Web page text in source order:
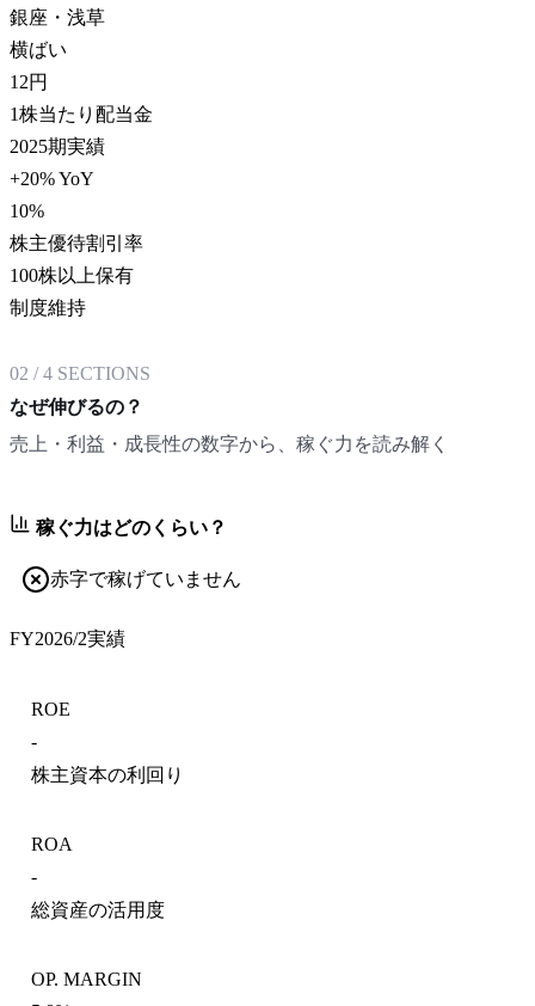
銀座・浅草
横ばい
12円
1株当たり配当金
2025期実績
+20% YoY
10%
株主優待割引率
100株以上保有
制度維持
02 /4 SECTIONS
なぜ伸びるの？
売上・利益・成長性の数字から、稼ぐ力を読み解く
稼ぐ力はどのくらい？
赤字で稼げていません
FY2026/2実績
ROE
-
株主資本の利回り
ROA
-
総資産の活用度
OP. MARGIN